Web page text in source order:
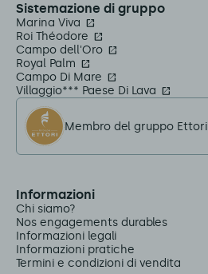
Sistemazione di gruppo
Marina Viva
Roi Théodore
Campo dell'Oro
Royal Palm
Campo Di Mare
Villaggio*** Paese Di Lava
Membro del gruppo Ettori
Informazioni
Chi siamo?
Nos engagements durables
Informazioni legali
Informazioni pratiche
Termini e condizioni di vendita